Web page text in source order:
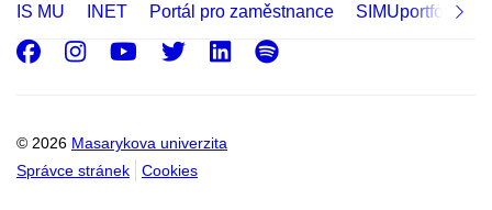
IS MU INET Portál pro zaměstnance SIMUportfolio
© 2026 Masarykova univerzita
Správce stránek
Cookies
Facebook
Instagram
Youtube
Twitter
LinkedIn
Spotify